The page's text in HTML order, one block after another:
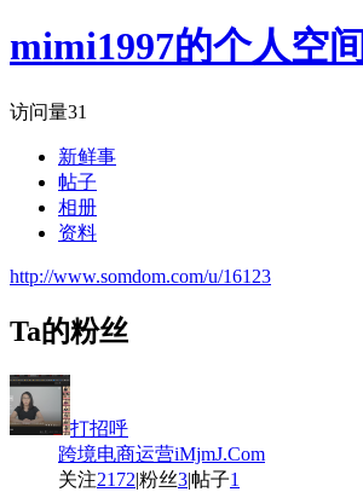
mimi1997的个人空间
访问量31
新鲜事
帖子
相册
资料
http://www.somdom.com/u/16123
Ta的粉丝
打招呼
跨境电商运营iMjmJ.Com
关注2172|粉丝3|帖子1